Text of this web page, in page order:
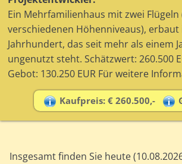
Ein Mehrfamilienhaus mit zwei
verschiedenen Höhenniveaus), erbaut
Jahrhundert, das seit mehr als einem
ungenutzt steht. Schätzwert: 260.500
Gebot: 130.250 EUR Für weitere
Kaufpreis: € 260.500,-
Insgesamt finden Sie heute